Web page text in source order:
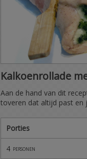
Kalkoenrollade
Aan de hand van dit
toveren dat altijd past en
Porties
4 personen